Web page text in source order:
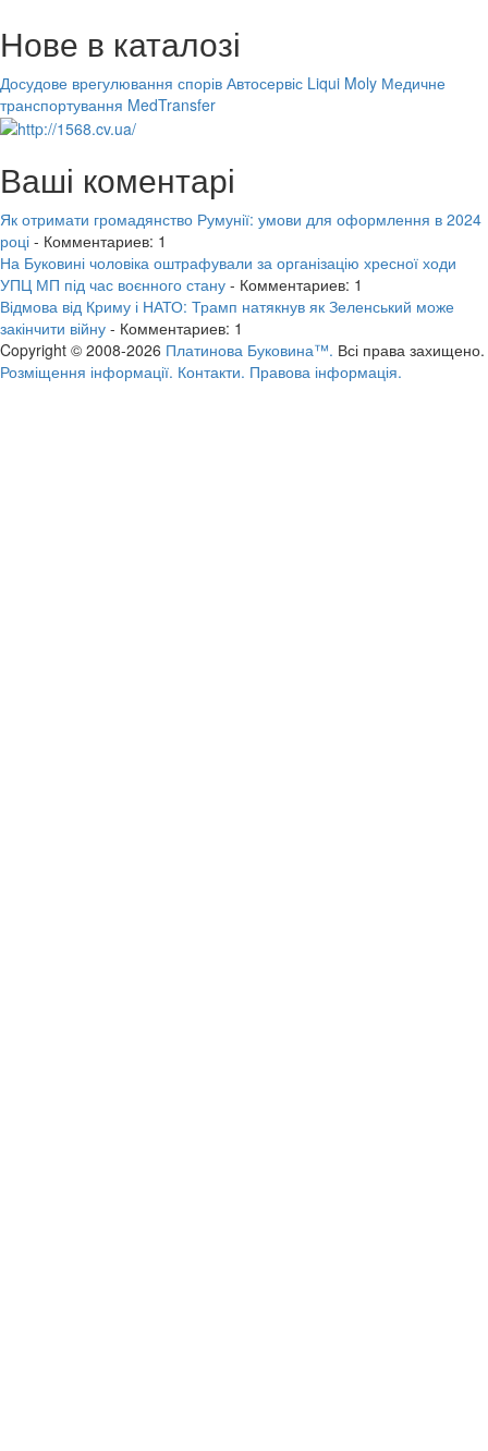
Нове в каталозі
Досудове врегулювання спорів Автосервіс Liqui Moly Медичне
транспортування MedTransfer
Ваші коментарі
Як отримати громадянство Румунії: умови для оформлення в 2024
році - Комментариев: 1
На Буковині чоловіка оштрафували за організацію хресної ходи
УПЦ МП під час воєнного стану - Комментариев: 1
Відмова від Криму і НАТО: Трамп натякнув як Зеленський може
закінчити війну - Комментариев: 1
Copyright © 2008-2026 Платинова Буковина™. Всі права захищено.
Розміщення інформації. Контакти. Правова інформація.